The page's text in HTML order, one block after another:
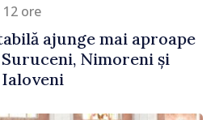
12 ore
ajunge mai aproape
Nimoreni și